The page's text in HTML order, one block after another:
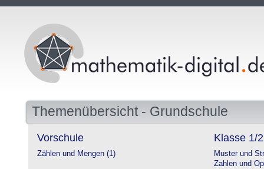
Themenübersicht - Grundschule
Vorschule
Zählen und Mengen (1)
Klasse 1/2
Muster und
Zahlen und